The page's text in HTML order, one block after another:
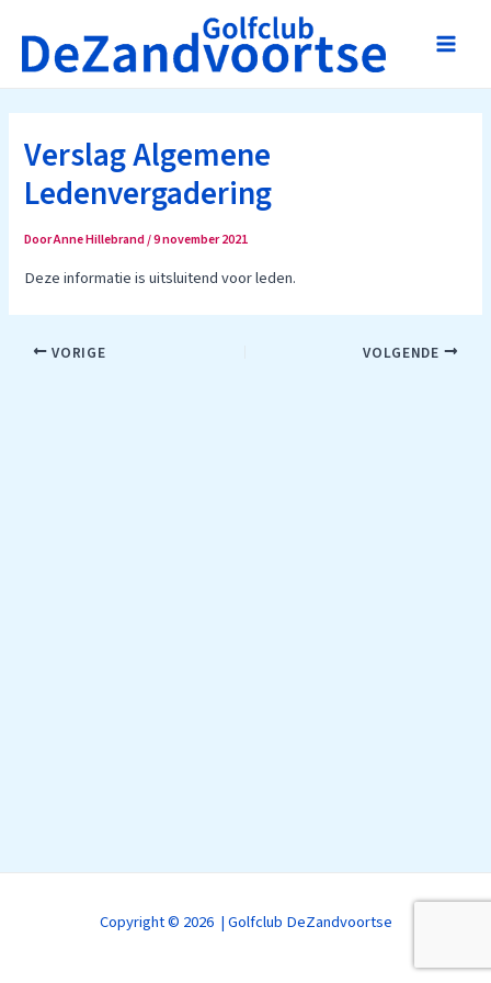
naar
inhoud
Main
Verslag Algemene
Ledenvergadering
DoorAnne Hillebrand/9 november 2021
Deze informatie is uitsluitend voor leden.
BerichtVORIGE VOLGENDE
Copyright © 2026 | Golfclub DeZandvoortse